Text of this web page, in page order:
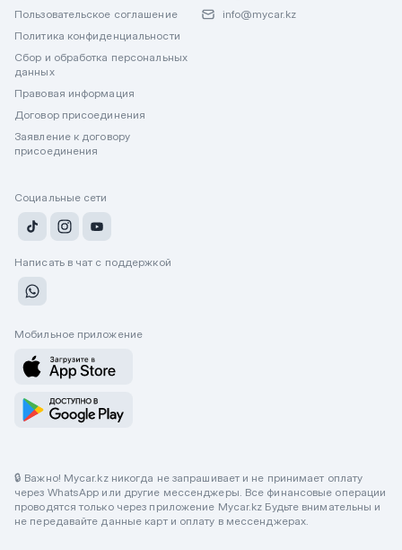
Пользовательское соглашение
Политика конфиденциальности
Сбор и обработка персональных
данных
Правовая информация
Договор присоединения
Заявление к договору
присоединения
info@mycar.kz
Социальные сети
Написать в чат с поддержкой
Мобильное приложение
🔒 Важно! Mycar.kz никогда не запрашивает и не принимает оплату
через WhatsApp или другие мессенджеры. Все финансовые операции
проводятся только через приложение Mycar.kz Будьте внимательны и
не передавайте данные карт и оплату в мессенджерах.